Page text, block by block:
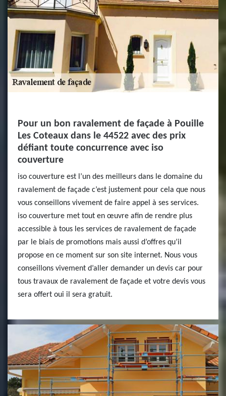
Pour un bon ravalement de façade à Pouille
Les Coteaux dans le 44522 avec des prix
défiant toute concurrence avec iso
couverture
iso couverture est l’un des meilleurs dans le domaine du
ravalement de façade c’est justement pour cela que nous
vous conseillons vivement de faire appel à ses services.
iso couverture met tout en œuvre afin de rendre plus
accessible à tous les services de ravalement de façade
par le biais de promotions mais aussi d’offres qu’il
propose en ce moment sur son site internet. Nous vous
conseillons vivement d’aller demander un devis car pour
tous travaux de ravalement de façade et votre devis vous
sera offert oui il sera gratuit.